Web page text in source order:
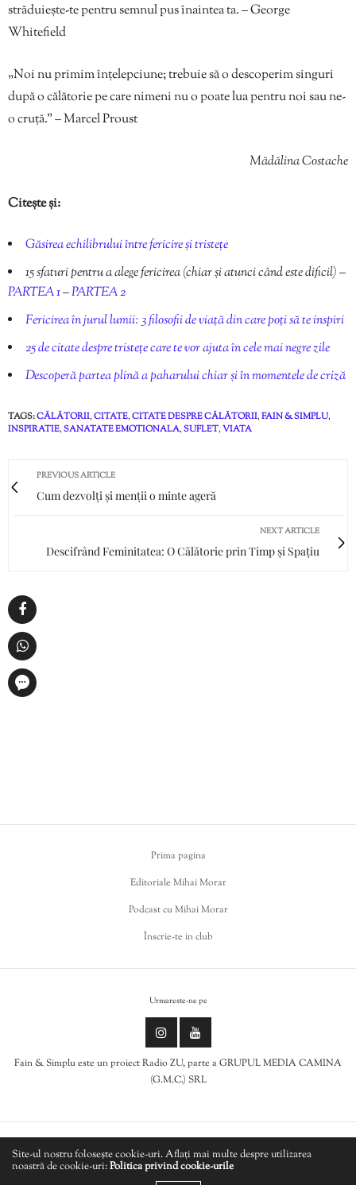
străduiește-te pentru semnul pus înaintea ta. – George
Whitefield
„Noi nu primim înțelepciune; trebuie să o descoperim singuri
după o călătorie pe care nimeni nu o poate lua pentru noi sau ne-
o cruță.” – Marcel Proust
Mădălina Costache
Citește și:
Găsirea echilibrului între fericire și tristețe
15 sfaturi pentru a alege fericirea (chiar și atunci când este dificil) –
PARTEA 1–PARTEA 2
Fericirea în jurul lumii: 3 filosofii de viață din care poți să te inspiri
25 de citate despre tristețe care te vor ajuta în cele mai negre zile
Descoperă partea plină a paharului chiar și în momentele de criză
TAGS:CĂLĂTORII,CITATE,CITATE DESPRE CĂLĂTORII,FAIN & SIMPLU,
INSPIRATIE,SANATATE EMOTIONALA,SUFLET,VIATA
PREVIOUS ARTICLE
Cum dezvolți și menții o minte ageră
NEXT ARTICLE
Descifrând Feminitatea: O Călătorie prin Timp și Spațiu
Prima pagina
Editoriale Mihai Morar
Podcast cu Mihai Morar
Înscrie-te in club
Urmareste-ne pe
Fain & Simplu este un proiect Radio ZU, parte a GRUPUL MEDIA CAMINA
(G.M.C.) SRL
Politica de cookies
Politică de confidențialitate
Site-ul nostru folosește cookie-uri. Aflați mai multe despre utilizarea
noastră de cookie-uri:Politica privind cookie-urile